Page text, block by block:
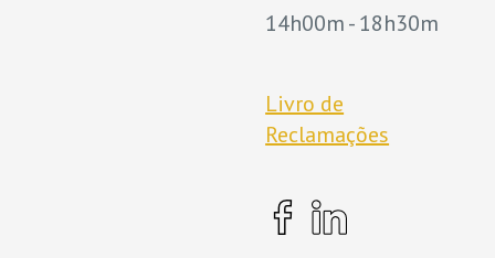
14h00m - 18h30m
Livro de
Reclamações